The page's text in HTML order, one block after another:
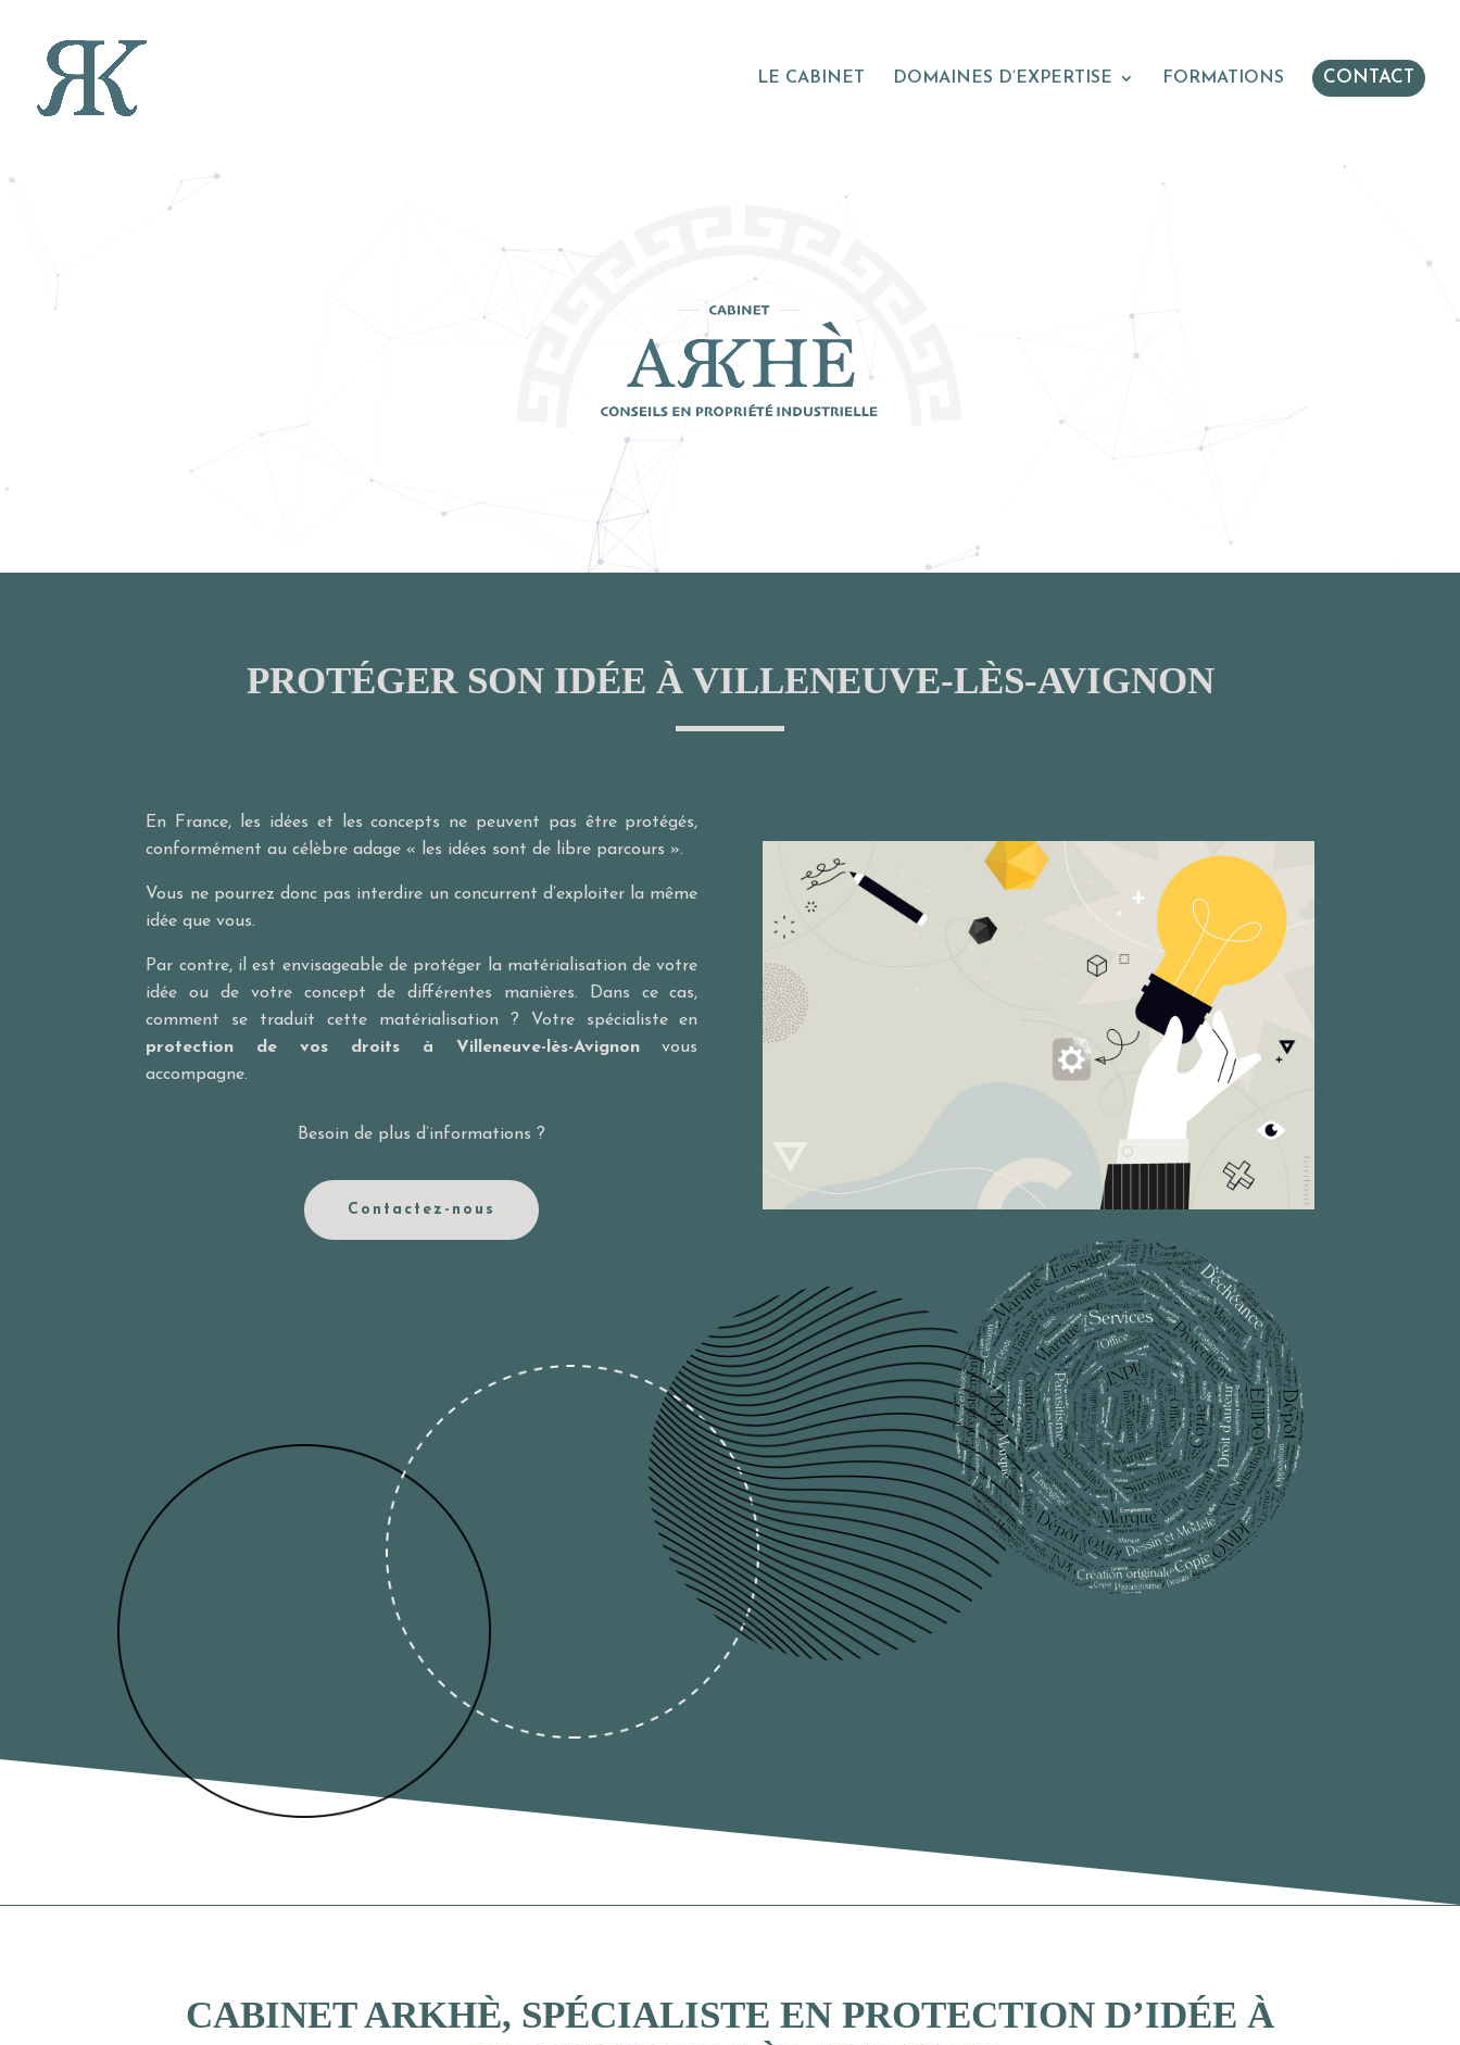
LE CABINET DOMAINES D’EXPERTISE FORMATIONS CONTACT
PROTÉGER SON IDÉE À VILLENEUVE-LÈS-AVIGNON
En France, les idées et les concepts ne peuvent pas être protégés,
conformément au célèbre adage « les idées sont de libre parcours ».
Vous ne pourrez donc pas interdire un concurrent d’exploiter la même
idée que vous.
Par contre, il est envisageable de protéger la matérialisation de votre
idée ou de votre concept de différentes manières. Dans ce cas,
comment se traduit cette matérialisation ? Votre spécialiste en
protection de vos droits à Villeneuve-lès-Avignonvous
accompagne.
Besoin de plus d’informations ?
Contactez-nous
CABINET ARKHÈ, SPÉCIALISTE EN PROTECTION D’IDÉE À